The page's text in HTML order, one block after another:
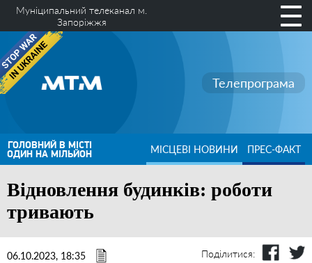
Муніципальний телеканал м.
Запоріжжя
Телепрограма
ГОЛОВНИЙ В МІСТІ
ОДИН НА МІЛЬЙОН МІСЦЕВІ НОВИНИ ПРЕС-ФАКТ
Відновлення будинків: роботи
тривають
06.10.2023, 18:35 Поділитися: